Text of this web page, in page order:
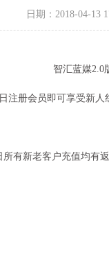
日期：2018-04-13
智汇蓝媒2.0
注册会员即可享受新人
所有新老客户充值均有